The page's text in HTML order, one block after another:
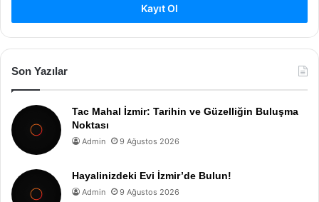
Kayıt Ol
Son Yazılar
Tac Mahal İzmir: Tarihin ve Güzelliğin Buluşma
Noktası
Admin 9 Ağustos 2026
Hayalinizdeki Evi İzmir’de Bulun!
Admin 9 Ağustos 2026